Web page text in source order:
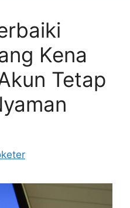
Kena
Tetap